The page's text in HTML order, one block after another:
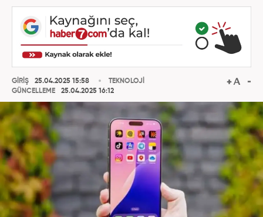
GİRİŞ
25.04.2025 15:58
GÜNCELLEME
25.04.2025 16:12
TEKNOLOJİ